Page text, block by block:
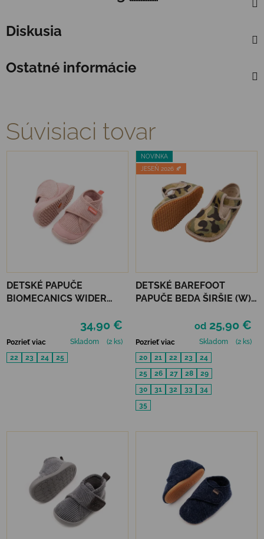
Diskusia
Ostatné informácie
Súvisiaci tovar
DETSKÉ PAPUČE
BIOMECANICS WIDER
34,90 €
Pozrieť viac Skladom
(2 ks)
22
23 24 25
NOVINKA
JESEŇ 2026 🍂
DETSKÉ BAREFOOT
PAPUČE BEDA ŠIRŠIE (W)
od 25,90 €
Pozrieť viac Skladom
(2 ks)
20
21 22 23
24
25
26 27 28
29
30
31 32 33
34
35